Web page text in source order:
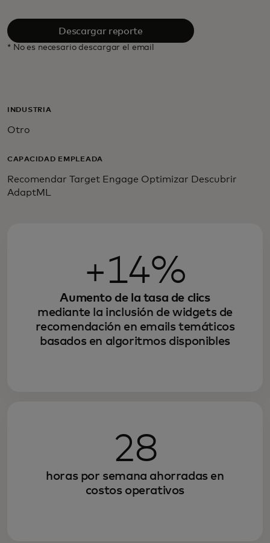
Descargar reporte
* No es necesario descargar el email
INDUSTRIA
Otro
CAPACIDAD EMPLEADA
Recomendar Target Engage Optimizar Descubrir
AdaptML
+14%
Aumento de la tasa de clics
mediante la inclusión de widgets de
recomendación en emails temáticos
basados en algoritmos disponibles
28
horas por semana ahorradas en
costos operativos